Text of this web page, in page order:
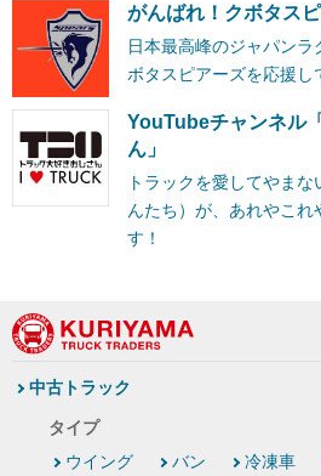
がんばれ！クボタスピ
日本最高峰のジャパン
ボタスピアーズを応援し
YouTubeチャンネル
ん」
トラックを愛してやま
んたち）が、あれやこれ
す！
中古トラック
タイプ
ウイング
バン 冷凍車